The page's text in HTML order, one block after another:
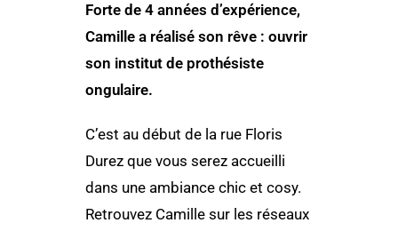
Forte de 4 années d’expérience,
Camille a réalisé son rêve : ouvrir
son institut de prothésiste
ongulaire.
C’est au début de la rue Floris
Durez que vous serez accueilli
dans une ambiance chic et cosy.
Retrouvez Camille sur les réseaux